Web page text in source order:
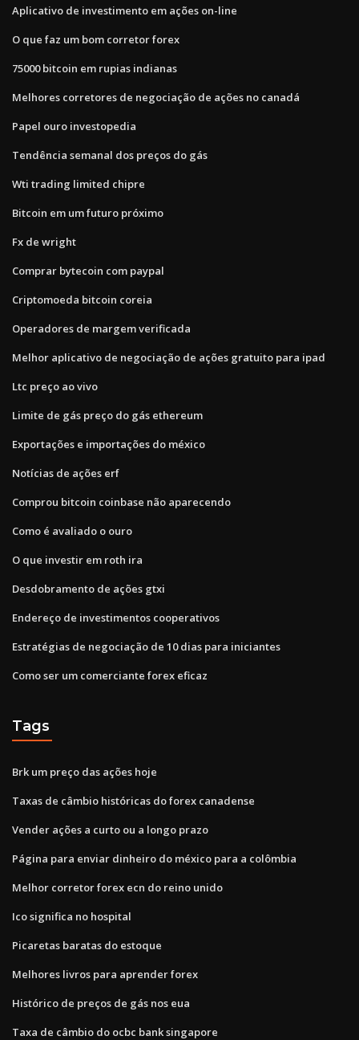
Aplicativo de investimento em ações on-line
O que faz um bom corretor forex
75000 bitcoin em rupias indianas
Melhores corretores de negociação de ações no canadá
Papel ouro investopedia
Tendência semanal dos preços do gás
Wti trading limited chipre
Bitcoin em um futuro próximo
Fx de wright
Comprar bytecoin com paypal
Criptomoeda bitcoin coreia
Operadores de margem verificada
Melhor aplicativo de negociação de ações gratuito para ipad
Ltc preço ao vivo
Limite de gás preço do gás ethereum
Exportações e importações do méxico
Notícias de ações erf
Comprou bitcoin coinbase não aparecendo
Como é avaliado o ouro
O que investir em roth ira
Desdobramento de ações gtxi
Endereço de investimentos cooperativos
Estratégias de negociação de 10 dias para iniciantes
Como ser um comerciante forex eficaz
Tags
Brk um preço das ações hoje
Taxas de câmbio históricas do forex canadense
Vender ações a curto ou a longo prazo
Página para enviar dinheiro do méxico para a colômbia
Melhor corretor forex ecn do reino unido
Ico significa no hospital
Picaretas baratas do estoque
Melhores livros para aprender forex
Histórico de preços de gás nos eua
Taxa de câmbio do ocbc bank singapore